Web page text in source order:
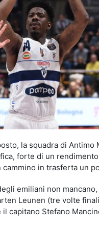
la squadra di
forte di un
in trasferta un
emiliani non
Leunen (tre volte
capitano Stefano